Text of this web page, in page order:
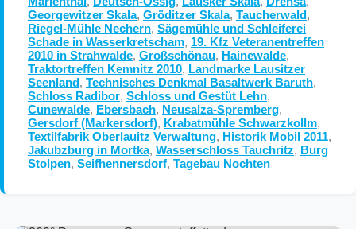
Georgewitzer Skala, Gröditzer Skala, Taucherwald,
Riegel-Mühle Nechern, Sägemühle und Schleiferei
Schade in Wasserkretscham, 19. Kfz Veteranentreffen
2010 in Strahwalde, Großschönau, Hainewalde,
Traktortreffen Kemnitz 2010, Landmarke Lausitzer
Seenland, Technisches Denkmal Basaltwerk Baruth,
Schloss Radibor, Schloss und Gestüt Lehn,
Cunewalde, Ebersbach, Neusalza-Spremberg,
Gersdorf (Markersdorf), Krabatmühle Schwarzkollm,
Textilfabrik Oberlauitz Verwaltung, Historik Mobil 2011,
Jakubzburg in Mortka, Wasserschloss Tauchritz, Burg
Stolpen, Seifhennersdorf, Tagebau Nochten